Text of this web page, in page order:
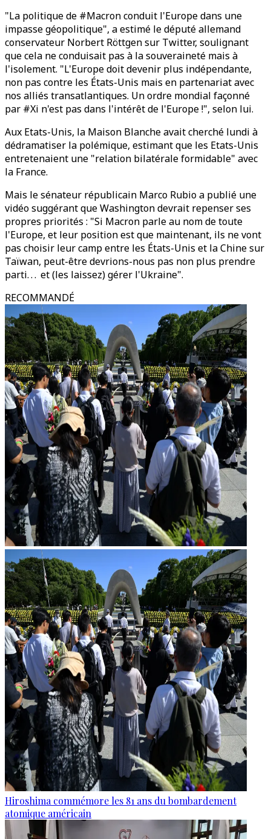
"La politique de #Macron conduit l'Europe dans une
impasse géopolitique", a estimé le député allemand
conservateur Norbert Röttgen sur Twitter, soulignant
que cela ne conduisait pas à la souveraineté mais à
l'isolement. "L'Europe doit devenir plus indépendante,
non pas contre les États-Unis mais en partenariat avec
nos alliés transatlantiques. Un ordre mondial façonné
par #Xi n'est pas dans l'intérêt de l'Europe !", selon lui.
Aux Etats-Unis, la Maison Blanche avait cherché lundi à
dédramatiser la polémique, estimant que les Etats-Unis
entretenaient une "relation bilatérale formidable" avec
la France.
Mais le sénateur républicain Marco Rubio a publié une
vidéo suggérant que Washington devrait repenser ses
propres priorités : "Si Macron parle au nom de toute
l'Europe, et leur position est que maintenant, ils ne vont
pas choisir leur camp entre les États-Unis et la Chine sur
Taïwan, peut-être devrions-nous pas non plus prendre
parti. . . et (les laissez) gérer l'Ukraine".
RECOMMANDÉ
Hiroshima commémore les 81 ans du bombardement
atomique américain